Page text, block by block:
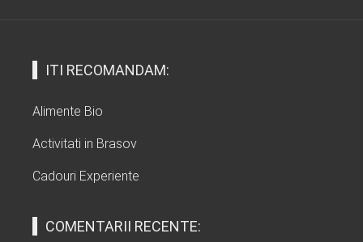
ITI RECOMANDAM:
Alimente Bio
Activitati in Brasov
Cadouri Experiente
COMENTARII RECENTE: